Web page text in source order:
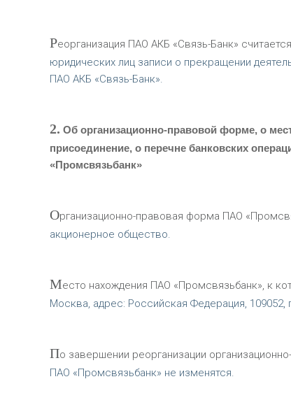
Реорганизация ПАО АКБ «Связь-Банк»
юридических лиц записи о прекращении
ПАО АКБ «Связь-Банк».
2. Об организационно-правовой форме, о
присоединение, о перечне банковских
«Промсвязьбанк»
Организационно-правовая форма ПАО
акционерное общество.
Место нахождения ПАО «Промсвязьбанк», к
Москва, адрес: Российская Федерация,
По завершении реорганизации
ПАО «Промсвязьбанк» не изменятся.